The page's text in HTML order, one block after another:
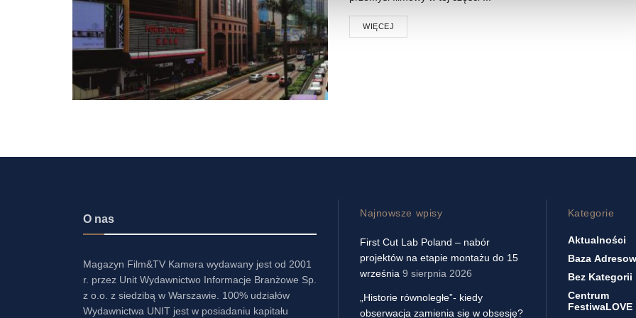
WIĘCEJ
O nas
Magazyn Film&TV Kamera wydawany jest od 2001
r. przez Unit Wydawnictwo Informacje Branżowe Sp.
z o.o. z siedzibą w Warszawie. 100% udziałów
Wydawnictwa UNIT jest w posiadaniu kapitału
Najnowsze wpisy
First Cut Lab Poland – nabór
projektów na etapie montażu do 15
września 9 sierpnia 2026
„Historie równoległe”- kiedy
obserwacja zamienia się w obsesję?
Kategorie
Aktualności
Baza
Bez Kategorii
Centrum
FestiwaLOVE